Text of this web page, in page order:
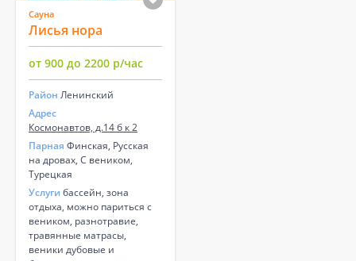
Сауна
Лисья нора
от 900 до 2200 р/час
Район Ленинский
Адрес
Космонавтов, д.14 б к 2
Парная Финская, Русская
на дровах, С веником,
Турецкая
Услуги бассейн, зона
отдыха, можно париться с
веником, разнотравие,
травянные матрасы,
веники дубовые и